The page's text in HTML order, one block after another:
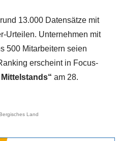
13.000 Datensätze mit
Urteilen. Unternehmen mit
500 Mitarbeitern seien
erscheint in Focus-
am 28.
Land